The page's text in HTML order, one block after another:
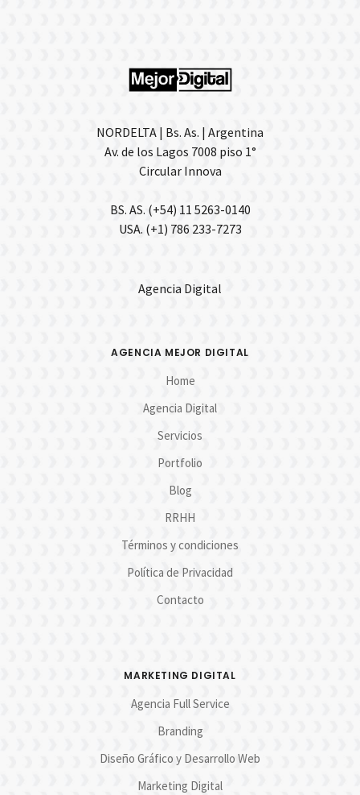
NORDELTA | Bs. As. | Argentina
Av. de los Lagos 7008 piso 1°
Circular Innova
BS. AS. (+54) 11 5263-0140
USA. (+1) 786 233-7273
Agencia Digital
AGENCIA MEJOR DIGITAL
Home
Agencia Digital
Servicios
Portfolio
Blog
RRHH
Términos y condiciones
Política de Privacidad
Contacto
MARKETING DIGITAL
Agencia Full Service
Branding
Diseño Gráfico y Desarrollo Web
Marketing Digital